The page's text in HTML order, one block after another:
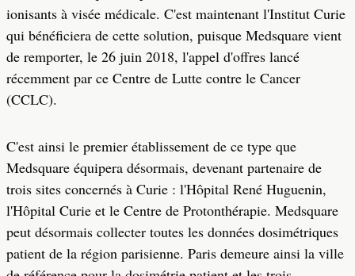
ionisants à visée médicale. C'est maintenant l'Institut Curie
qui bénéficiera de cette solution, puisque Medsquare vient
de remporter, le 26 juin 2018, l'appel d'offres lancé
récemment par ce Centre de Lutte contre le Cancer
(CCLC).
C'est ainsi le premier établissement de ce type que
Medsquare équipera désormais, devenant partenaire de
trois sites concernés à Curie : l'Hôpital René Huguenin,
l'Hôpital Curie et le Centre de Protonthérapie. Medsquare
peut désormais collecter toutes les données dosimétriques
patient de la région parisienne. Paris demeure ainsi la ville